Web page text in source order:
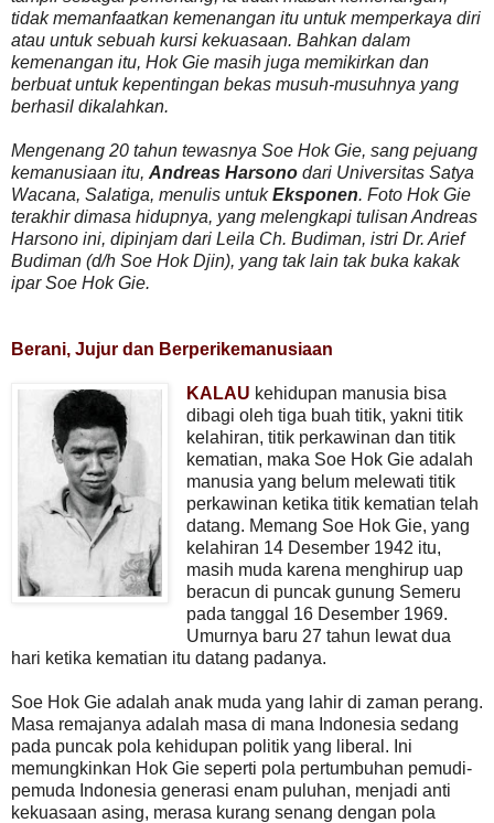
tidak memanfaatkan kemenangan itu untuk memperkaya diri
atau untuk sebuah kursi kekuasaan. Bahkan dalam
kemenangan itu, Hok Gie masih juga memikirkan dan
berbuat untuk kepentingan bekas musuh-musuhnya yang
berhasil dikalahkan.
Mengenang 20 tahun tewasnya Soe Hok Gie, sang pejuang
kemanusiaan itu, Andreas Harsono dari Universitas Satya
Wacana, Salatiga, menulis untukEksponen. Foto Hok Gie
terakhir dimasa hidupnya, yang melengkapi tulisan Andreas
Harsono ini, dipinjam dari Leila Ch. Budiman, istri Dr. Arief
Budiman (d/h Soe Hok Djin), yang tak lain tak buka kakak
ipar Soe Hok Gie.
Berani, Jujur dan Berperikemanusiaan
KALAU kehidupan manusia bisa
dibagi oleh tiga buah titik, yakni titik
kelahiran, titik perkawinan dan titik
kematian, maka Soe Hok Gie adalah
manusia yang belum melewati titik
perkawinan ketika titik kematian telah
datang. Memang Soe Hok Gie, yang
kelahiran 14 Desember 1942 itu,
masih muda karena menghirup uap
beracun di puncak gunung Semeru
pada tanggal 16 Desember 1969.
Umurnya baru 27 tahun lewat dua
hari ketika kematian itu datang padanya.
Soe Hok Gie adalah anak muda yang lahir di zaman perang.
Masa remajanya adalah masa di mana Indonesia sedang
pada puncak pola kehidupan politik yang liberal. Ini
memungkinkan Hok Gie seperti pola pertumbuhan pemudi-
pemuda Indonesia generasi enam puluhan, menjadi anti
kekuasaan asing, merasa kurang senang dengan pola